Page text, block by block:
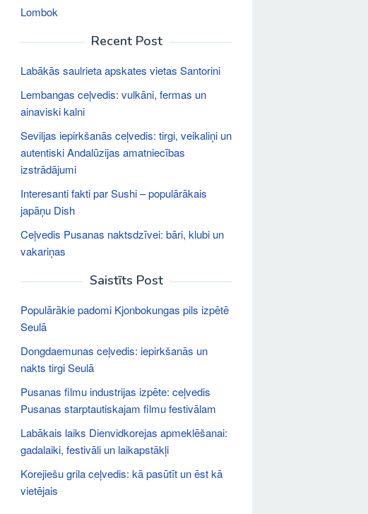
Lombok
Recent Post
Labākās saulrieta apskates vietas Santorini
Lembangas ceļvedis: vulkāni, fermas un
ainaviski kalni
Seviljas iepirkšanās ceļvedis: tirgi, veikaliņi un
autentiski Andalūzijas amatniecības
izstrādājumi
Interesanti fakti par Sushi – populārākais
japāņu Dish
Ceļvedis Pusanas naktsdzīvei: bāri, klubi un
vakariņas
Saistīts Post
Populārākie padomi Kjonbokungas pils izpētē
Seulā
Dongdaemunas ceļvedis: iepirkšanās un
nakts tirgi Seulā
Pusanas filmu industrijas izpēte: ceļvedis
Pusanas starptautiskajam filmu festivālam
Labākais laiks Dienvidkorejas apmeklēšanai:
gadalaiki, festivāli un laikapstākļi
Korejiešu grila ceļvedis: kā pasūtīt un ēst kā
vietējais